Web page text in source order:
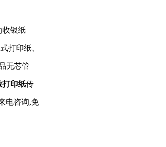
收银纸
打印纸、
无芯管
打印纸传
电咨询,免